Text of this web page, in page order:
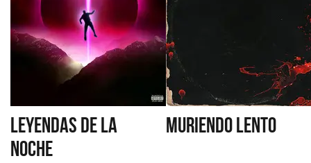
LEYENDAS DE LA
NOCHE
MURIENDO LENTO